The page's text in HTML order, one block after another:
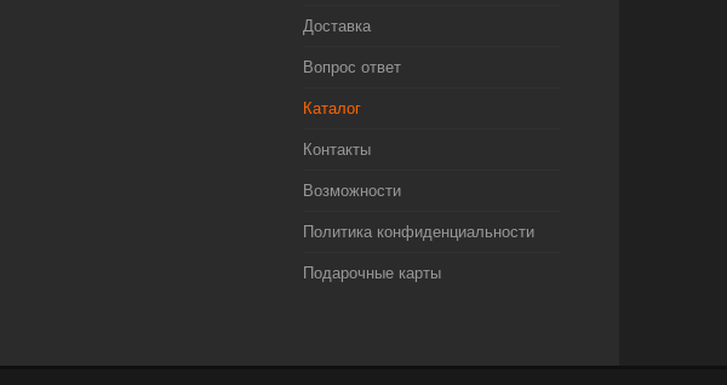
Доставка
Вопрос ответ
Каталог
Контакты
Возможности
Политика конфиденциальности
Подарочные карты